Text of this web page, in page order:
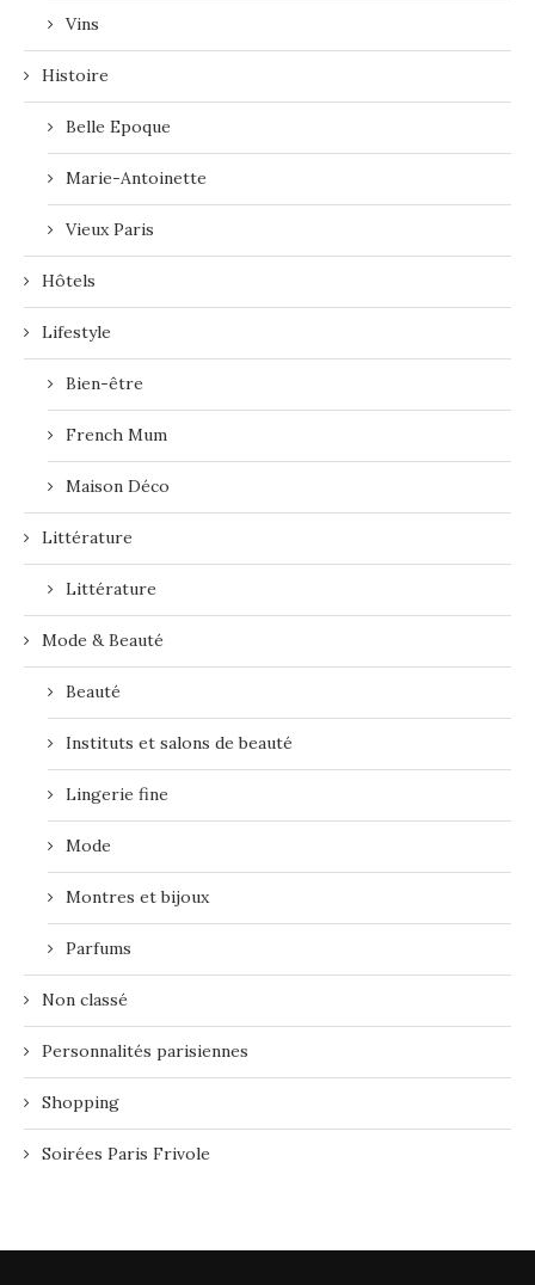
Vins
Histoire
Belle Epoque
Marie-Antoinette
Vieux Paris
Hôtels
Lifestyle
Bien-être
French Mum
Maison Déco
Littérature
Littérature
Mode & Beauté
Beauté
Instituts et salons de beauté
Lingerie fine
Mode
Montres et bijoux
Parfums
Non classé
Personnalités parisiennes
Shopping
Soirées Paris Frivole